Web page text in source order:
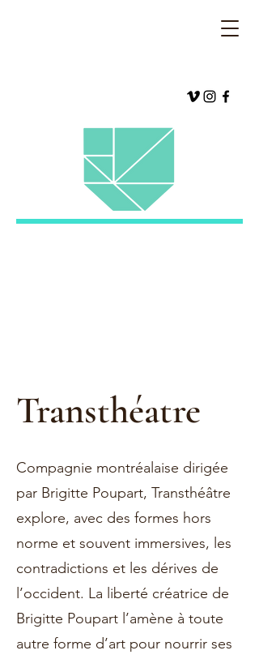
Transthéatre
Compagnie montréalaise dirigée
par Brigitte Poupart, Transthéâtre
explore, avec des formes hors
norme et souvent immersives, les
contradictions et les dérives de
l’occident. La liberté créatrice de
Brigitte Poupart l’amène à toute
autre forme d’art pour nourrir ses